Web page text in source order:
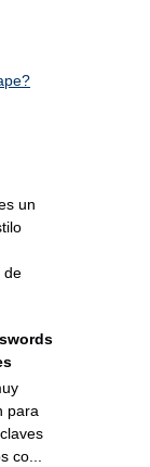
un
de
para
co...